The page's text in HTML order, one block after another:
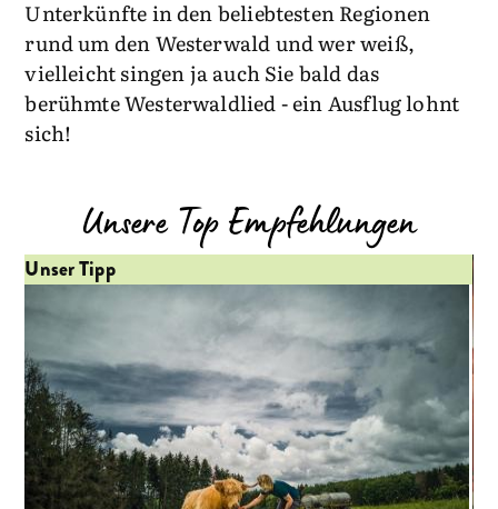
Unterkünfte in den beliebtesten Regionen
rund um den Westerwald und wer weiß,
vielleicht singen ja auch Sie bald das
berühmte Westerwaldlied - ein Ausflug lohnt
sich!
Unsere Top Empfehlungen
Unser Tipp